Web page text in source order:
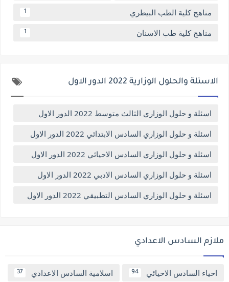
مناهج كلية الطب البيطري 1
مناهج كلية طب الاسنان 1
الاسئلة والحلول الوزارية 2022 الدور الاول
اسئلة و حلول الوزاري الثالث متوسط 2022 الدور الاول
اسئلة و حلول الوزاري السادس الابتدائي 2022 الدور الاول
اسئلة و حلول الوزاري السادس الاحيائي 2022 الدور الاول
اسئلة و حلول الوزاري السادس الادبي 2022 الدور الاول
اسئلة و حلول الوزاري السادس التطبيقي 2022 الدور الاول
ملازم السادس الاعدادي
احياء السادس الاحيائي 94 اسلامية السادس الاعدادي 37